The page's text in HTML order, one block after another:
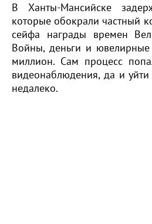
В Ханты-Мансийске
которые обокрали частный
сейфа награды времен
Войны, деньги и
миллион. Сам процесс
видеонаблюдения, да и
недалеко.